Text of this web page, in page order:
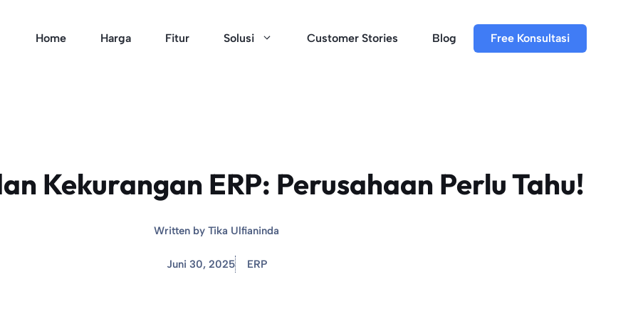
Home Harga Fitur Solusi Customer Stories Blog Free Konsultasi
Kekurangan ERP: Perusahaan Perlu Tahu!
Written by Tika Ulfianinda
Juni 30, 2025 ERP